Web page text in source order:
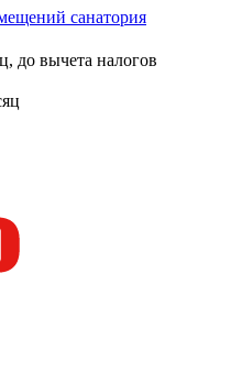
санатория
до вычета налогов